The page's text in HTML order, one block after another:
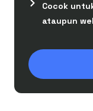
Cocok
ataupun